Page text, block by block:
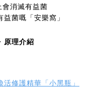
會消滅有益菌
菌嘅「安樂窩」
原理介紹
修護精華「小黑瓶」